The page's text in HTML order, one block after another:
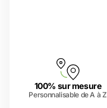
100% sur mesure
Personnalisable de A à Z